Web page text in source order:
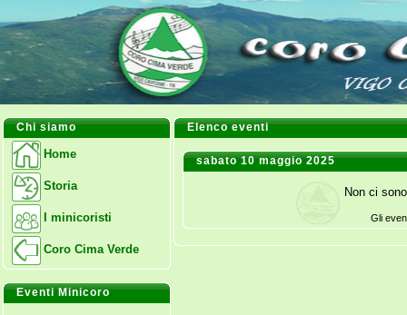
Chi siamo
Home
Storia
I minicoristi
Coro Cima Verde
Eventi Minicoro
Elenco eventi
sabato 10 maggio 2025
Non ci
Gli